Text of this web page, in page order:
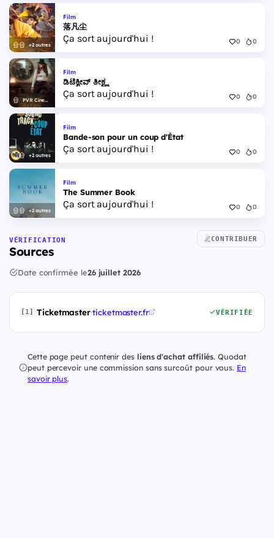
+2 autres
Film
落凡尘
Ça sort aujourd'hui ! 0 0
PVR Cinemas
Film
ಡಿಟೆಕ್ವೀವ್ ತೀಕ್ಷ್ಣ
Ça sort aujourd'hui ! 0 0
+2 autres
Film
Bande-son pour un coup d'État
Ça sort aujourd'hui ! 0 0
+2 autres
Film
The Summer Book
Ça sort aujourd'hui ! 0 0
VÉRIFICATION
Sources
CONTRIBUER
Date confirmée le26 juillet 2026
[1] Ticketmaster·ticketmaster.fr VÉRIFIÉE
Cette page peut contenir des liens d'achat affiliés. Quodat
peut percevoir une commission sans surcoût pour vous. En
savoir plus.